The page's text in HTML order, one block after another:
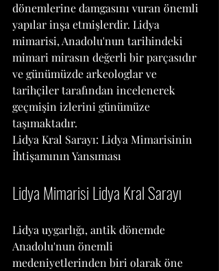
dönemlerine damgasını vuran önemli
yapılar inşa etmişlerdir. Lidya
mimarisi, Anadolu'nun tarihindeki
mimari mirasın değerli bir parçasıdır
ve günümüzde arkeologlar ve
tarihçiler tarafından incelenerek
geçmişin izlerini günümüze
taşımaktadır.
Lidya Kral Sarayı: Lidya Mimarisinin
İhtişamının Yansıması
Lidya Mimarisi Lidya Kral Sarayı
Lidya uygarlığı, antik dönemde
Anadolu'nun önemli
medeniyetlerinden biri olarak öne